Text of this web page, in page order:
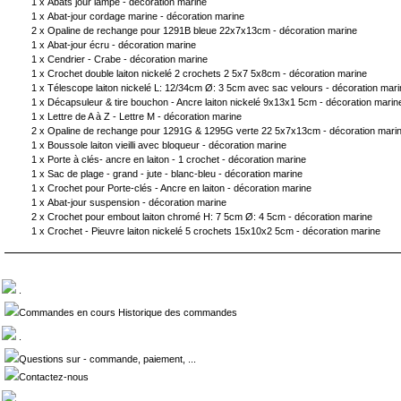
1 x Abat-jour cordage marine - décoration marine
2 x Opaline de rechange pour 1291B bleue 22x7x13cm - décoration marine
1 x Abat-jour écru - décoration marine
1 x Cendrier - Crabe - décoration marine
1 x Crochet double laiton nickelé 2 crochets 2 5x7 5x8cm - décoration marine
1 x Télescope laiton nickelé L: 12/34cm Ø: 3 5cm avec sac velours - décoration
1 x Décapsuleur & tire bouchon - Ancre laiton nickelé 9x13x1 5cm - décoration
1 x
Lettre de A à Z - Lettre M - décoration marine
2 x Opaline de rechange pour 1291G & 1295G verte 22 5x7x13cm - décoration
1 x Boussole laiton vieilli avec bloqueur - décoration marine
1 x Porte à clés- ancre en laiton - 1 crochet - décoration marine
1 x Sac de plage - grand - jute - blanc-bleu - décoration marine
1 x Crochet pour Porte-clés - Ancre en laiton - décoration marine
1 x Abat-jour suspension - décoration marine
2 x Crochet pour embout laiton chromé H: 7 5cm Ø: 4 5cm - décoration marine
1 x Crochet - Pieuvre laiton nickelé 5 crochets 15x10x2 5cm - décoration marine
Commandes en cours Historique des commandes
Questions sur - commande, paiement, ...
Contactez-nous